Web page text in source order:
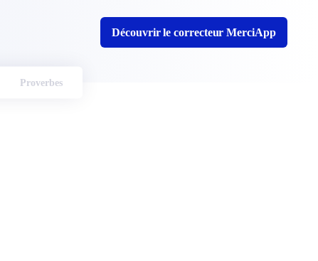
Découvrir le correcteur MerciApp
Proverbes